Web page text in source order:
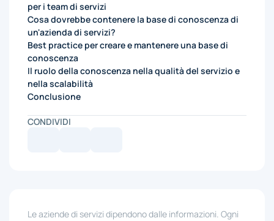
per i team di servizi
Cosa dovrebbe contenere la base di conoscenza di
un'azienda di servizi?
Best practice per creare e mantenere una base di
conoscenza
Il ruolo della conoscenza nella qualità del servizio e
nella scalabilità
Conclusione
CONDIVIDI
Le aziende di servizi dipendono dalle informazioni. Ogni